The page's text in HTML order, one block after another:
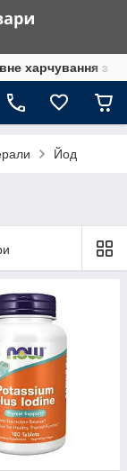
харчування за
Йод